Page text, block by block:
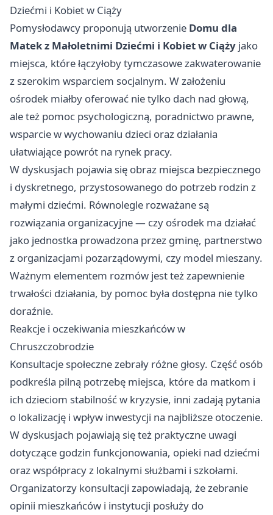
Dziećmi i Kobiet w Ciąży
Pomysłodawcy proponują utworzenie Domu dla
Matek z Małoletnimi Dziećmi i Kobiet w Ciąży jako
miejsca, które łączyłoby tymczasowe zakwaterowanie
z szerokim wsparciem socjalnym. W założeniu
ośrodek miałby oferować nie tylko dach nad głową,
ale też pomoc psychologiczną, poradnictwo prawne,
wsparcie w wychowaniu dzieci oraz działania
ułatwiające powrót na rynek pracy.
W dyskusjach pojawia się obraz miejsca bezpiecznego
i dyskretnego, przystosowanego do potrzeb rodzin z
małymi dziećmi. Równolegle rozważane są
rozwiązania organizacyjne — czy ośrodek ma działać
jako jednostka prowadzona przez gminę, partnerstwo
z organizacjami pozarządowymi, czy model mieszany.
Ważnym elementem rozmów jest też zapewnienie
trwałości działania, by pomoc była dostępna nie tylko
doraźnie.
Reakcje i oczekiwania mieszkańców w
Chruszczobrodzie
Konsultacje społeczne zebrały różne głosy. Część osób
podkreśla pilną potrzebę miejsca, które da matkom i
ich dzieciom stabilność w kryzysie, inni zadają pytania
o lokalizację i wpływ inwestycji na najbliższe otoczenie.
W dyskusjach pojawiają się też praktyczne uwagi
dotyczące godzin funkcjonowania, opieki nad dziećmi
oraz współpracy z lokalnymi służbami i szkołami.
Organizatorzy konsultacji zapowiadają, że zebranie
opinii mieszkańców i instytucji posłuży do